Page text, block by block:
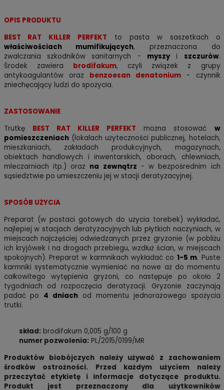
OPIS PRODUKTU
BEST RAT KILLER PERFEKT to pasta w saszetkach o
właściwościach mumifikujących, przeznaczona do
zwalczania szkodników sanitarnych - myszyi szczurów.
Środek zawiera brodifakum, czyli związek z grupy
antykoagulantów oraz benzoesan denatonium - czynnik
zniechęcający ludzi do spożycia.
ZASTOSOWANIE
Trutkę BEST RAT KILLER PERFEKT można stosować w
pomieszczeniach(lokalach użyteczności publicznej, hotelach,
mieszkaniach, zakładach produkcyjnych, magazynach,
obiektach handlowych i inwentarskich, oborach, chlewniach,
mleczarniach itp.) oraz na zewnątrz - w bezpośrednim ich
sąsiedztwie po umieszczeniu jej w stacji deratyzacyjnej.
SPOSÓB UŻYCIA
Preparat (w postaci gotowych do użycia torebek) wykładać,
najlepiej w stacjach deratyzacyjnych lub płytkich naczyniach, w
miejscach najczęściej odwiedzanych przez gryzonie (w pobliżu
ich kryjówek i na drogach przebiegu, wzdłuż ścian, w miejscach
spokojnych). Preparat w karmnikach wykładać co 1-5 m. Puste
karmniki systematycznie wymieniać na nowe aż do momentu
całkowitego wytępienia gryzoni, co następuje po około 2
tygodniach od rozpoczęcia deratyzacji. Gryzonie zaczynają
padać po 4 dniach od momentu jednorazowego spożycia
trutki.
skład: brodifakum 0,005 g/100 g
numer pozwolenia: PL/2015/0199/MR
Produktów biobójczych należy używać z zachowaniem
środków ostrożności. Przed każdym użyciem należy
przeczytać etykietę i informacje dotyczące produktu.
Produkt jest przeznaczony dla użytkowników